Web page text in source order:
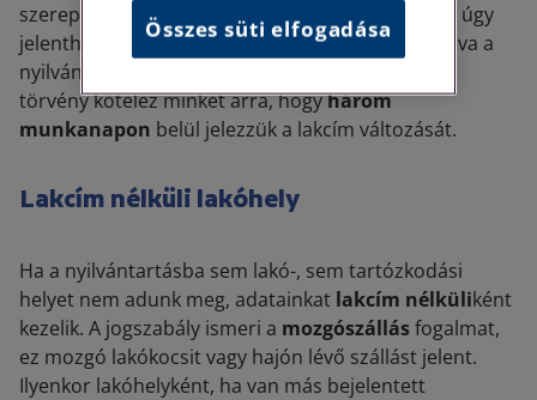
szerepelhet. Fontos, hogy tartózkodási hely csak úgy
jelenthető be, ha mellette lakóhely is meg van adva a
nyilvántartásban. Amennyiben
törvény kötelez minket arra, hogyhárom
munkanapon belül jelezzük a lakcím változását.
Lakcím nélküli lakóhely
Ha a nyilvántartásba sem lakó-, sem tartózkodási
helyet nem adunk meg, adatainkat lakcím nélküliként
kezelik. A jogszabály ismeri a mozgószállásfogalmat,
ez mozgó lakókocsit vagy hajón lévő szállást jelent.
Ilyenkor lakóhelyként, ha van más bejelentett
Összes süti elfogadása